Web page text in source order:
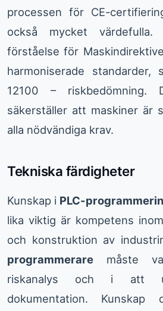
processen för CE-
också mycket
förståelse för
harmoniserade standarder,
12100 – riskbedömning.
säkerställer att maskiner är
alla nödvändiga krav.
Tekniska färdigheter
Kunskap i PLC-
lika viktig är kompetens
och konstruktion av
programmerare måste
riskanalys och i att
dokumentation.